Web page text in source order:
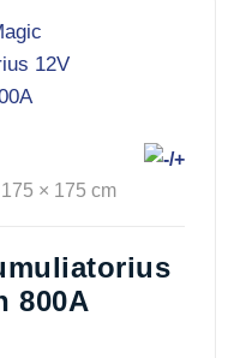
× 175 cm
800A